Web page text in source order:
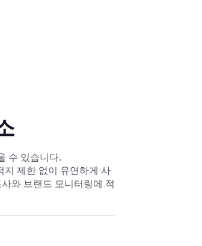
수 있습니다.
제한 없이 유연하게 사
와 브랜드 모니터링에 적